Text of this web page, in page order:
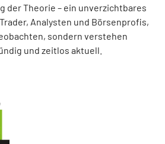
der Theorie – ein unverzichtbares
Analysten und Börsenprofis,
sondern verstehen
und zeitlos aktuell.